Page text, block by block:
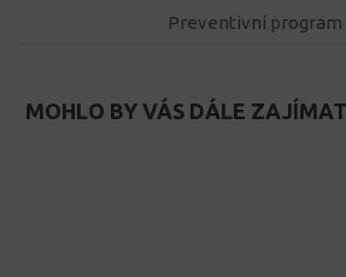
Preventivní program
MOHLO BY VÁS DÁLE